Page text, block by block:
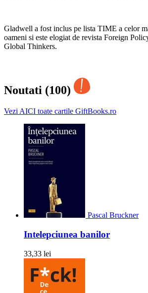
Gladwell a fost inclus pe lista TIME a celor
oameni si este elogiat de revista Foreign
Global Thinkers.
Noutati (100)
Vezi AICI toate cartile GiftBooks.ro
Pascal Bruckner
Intelepciunea banilor
33,33 lei